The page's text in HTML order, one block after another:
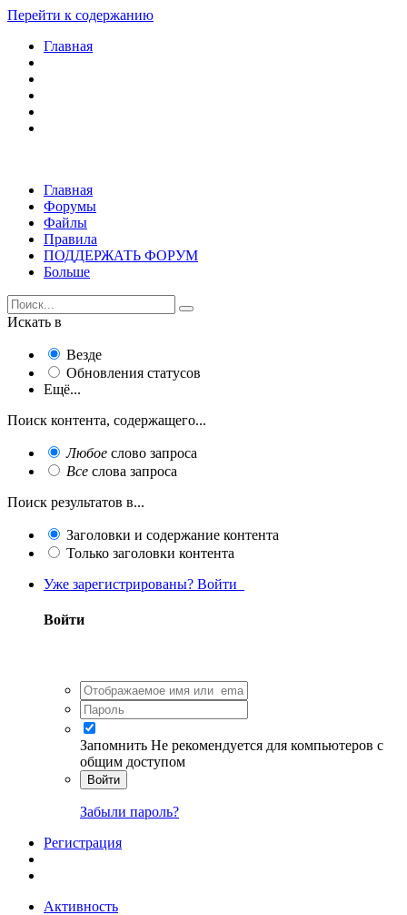
Перейти к содержанию
Главная
Главная
Форумы
Файлы
Правила
ПОДДЕРЖАТЬ ФОРУМ
Больше
Искать в
Везде
Обновления статусов
Ещё...
Поиск контента, содержащего...
Любое слово запроса
Все слова запроса
Поиск результатов в...
Заголовки и содержание контента
Только заголовки контента
Уже зарегистрированы? Войти
Войти
Запомнить Не рекомендуется для компьютеров с
общим доступом
Войти
Забыли пароль?
Регистрация
Активность